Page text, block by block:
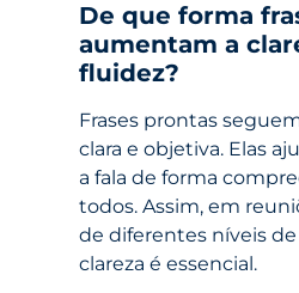
De que forma
aumentam a
fluidez?
Frases prontas
clara e objetiva. Elas
a fala de forma
todos. Assim, em
de diferentes níveis de
clareza é essencial.